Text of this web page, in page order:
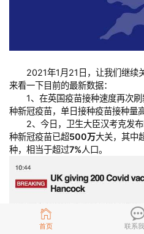
首页 联系
2021年1月21日，让我们继续关
来看一下目前的最新数据：
1、在英国疫苗接种速度再次刷
种新冠疫苗，单日接种疫苗接种量
2、今日，卫生大臣汉考克发布
种新冠疫苗已超500万大关，其中
种，相当于超过7%人口。